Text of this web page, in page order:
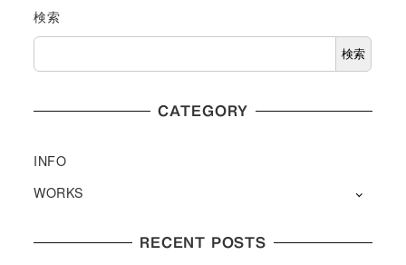
検索
検索
CATEGORY
INFO
WORKS
RECENT POSTS